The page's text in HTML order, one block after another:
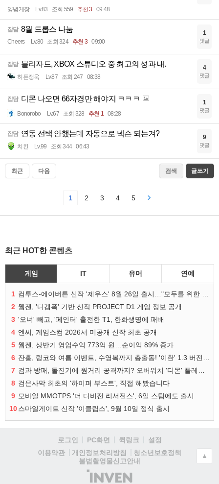
양념게장 Lv.83 조회 559 추천 3 09:48
잡담 8월 드롭스 나눔
Cheers Lv.80 조회 324 추천 3 09:00
1
댓글
잡담 블리자드, XBOX 스튜디오 중 최고의 성과 내.
히든정욱 Lv.87 조회 247 08:38
4
댓글
잡담 디몬 나오면 66자경만 해야지 ㅋㅋㅋ
Bonorobo Lv.67 조회 328 추천 1 08:28
1
댓글
잡담 연동 선택 안했는데 자동으로 넥슨 되는겨?
치킨 Lv.99 조회 344 06:43
9
댓글
최근 다음 검색 글쓰기
1 2 3 4 5
최근 HOT한 콘텐츠
게임 IT 유머 연예
1
2 웹젠, '디겜폭' 기반 신작 PROJECT D1 게임 정보 공개
3 '오너' 빼고, '페인터' 출전한 T1, 한화생명에 패배
4 엔씨, 게임스컴 2026서 미공개 신작 최초 공개
5 웹젠, 상반기 영업수익 773억 원…순이익 89% 증가
6
7
8 검은사막 최초의 '하이퍼 부스트', 직접 해봤습니다
9 모바일 MMOTPS '더 디비전 리서전스', 6일 스팀에도 출시
10스마일게이트 신작 '이클립스', 9월 10일 정식 출시
로그인 PC화면 퀵링크
설정
이용약관
개인정보처리방침
청소년보호정책
불법촬영물신고안내
(주)
▲